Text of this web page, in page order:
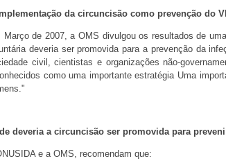
da circuncisão como prevenção do
Março de 2007, a OMS divulgou os resultados de
deveria ser promovida para a prevenção da
civil, cientistas e organizações não-
como uma importante estratégia Uma
deveria a circuncisão ser promovida para
e a OMS, recomendam que: